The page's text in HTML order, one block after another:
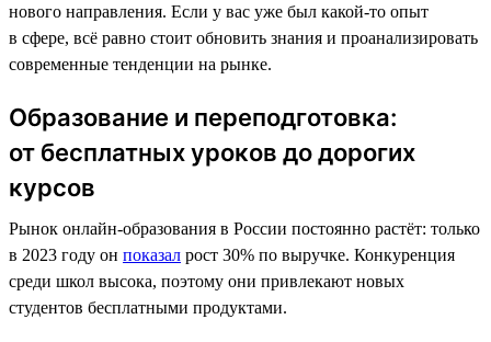
нового направления. Если у вас уже был какой-то опыт
в сфере, всё равно стоит обновить знания и проанализировать
современные тенденции на рынке.
Образование и переподготовка:
от бесплатных уроков до дорогих
курсов
Рынок онлайн-образования в России постоянно растёт: только
в 2023 году он показал рост 30% по выручке. Конкуренция
среди школ высока, поэтому они привлекают новых
студентов бесплатными продуктами.